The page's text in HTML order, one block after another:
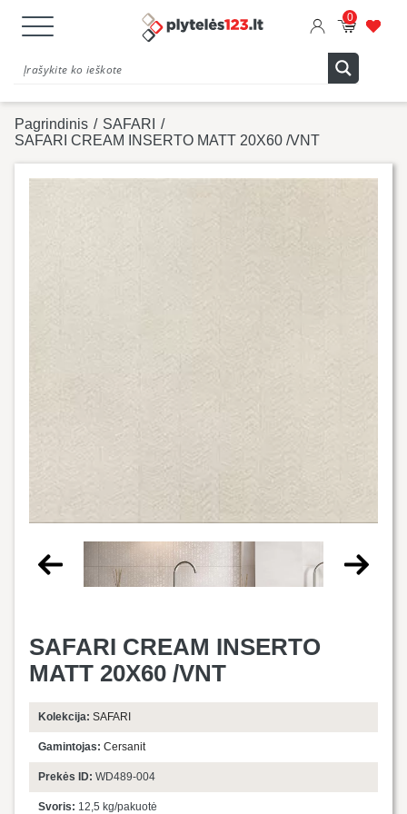
0
Pagrindinis / SAFARI
/
SAFARI CREAM INSERTO MATT 20X60 /VNT
SAFARI CREAM INSERTO
MATT 20X60 /VNT
Kolekcija: SAFARI
Gamintojas: Cersanit
Prekės ID: WD489-004
Svoris: 12,5 kg/pakuotė